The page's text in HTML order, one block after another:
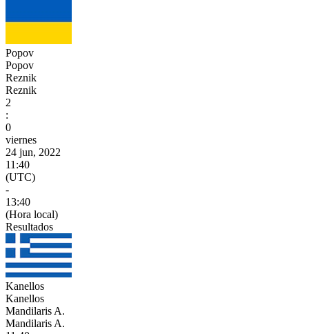
Popov
Popov
Reznik
Reznik
2
:
0
viernes
24 jun, 2022
11:40
(UTC)
-
13:40
(Hora local)
Resultados
Kanellos
Kanellos
Mandilaris A.
Mandilaris A.